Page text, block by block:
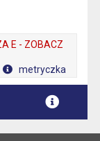
E - ZOBACZ
metryczka